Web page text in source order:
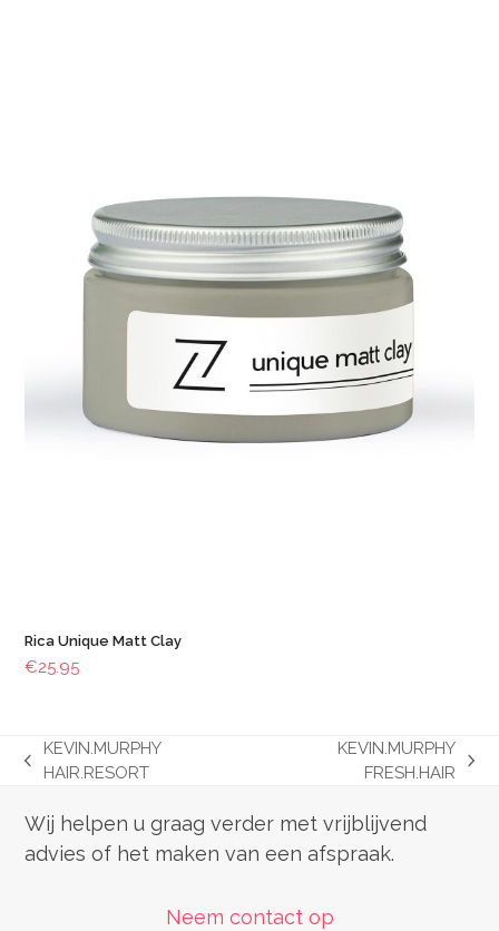
Rica Unique Matt Clay
€25.95
previous
KEVIN.MURPHY
HAIR.RESORT
KEVIN.MURPHY
FRESH.HAIR
Wij helpen u graag verder met vrijblijvend
advies of het maken van een afspraak.
Neem contact op